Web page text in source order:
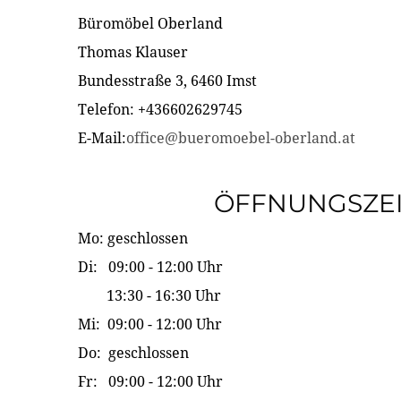
Büromöbel Oberland
Thomas Klauser
Bundesstraße 3, 6460 Imst
Telefon: +436602629745
E-Mail:office@bueromoebel-oberland.at
Mo: geschlossen
Di: 09:00 - 12:00 Uhr
13:30 - 16:30 Uhr
Mi: 09:00 - 12:00 Uhr
Do: geschlossen
Fr: 09:00 - 12:00 Uhr